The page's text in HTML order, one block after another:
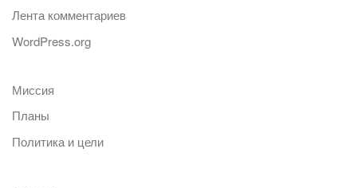
Лента комментариев
WordPress.org
Миссия
Планы
Политика и цели